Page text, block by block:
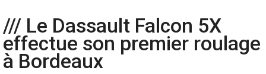
/// Le Dassault Falcon 5X
effectue son premier roulage
à Bordeaux